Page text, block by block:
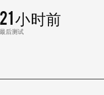
21 小时前
最后测试